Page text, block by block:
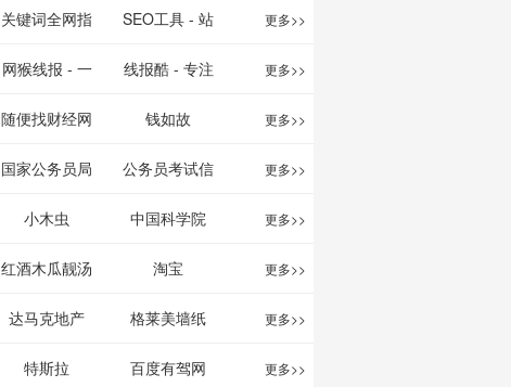
打分、写影
评。根据你的
航
关键词全网指
数查询
SEO工具 - 站
长之家
更多>>
网猴线报 - 一
个简单且纯粹
的活动线报资
源分享网站
线报酷 - 专注
线报活动
更多>>
随便找财经网 钱如故 更多>>
国家公务员局 公务员考试信
息网
更多>>
小木虫 中国科学院 更多>>
红酒木瓜靓汤
官网
淘宝 更多>>
达马克地产 格莱美墙纸 更多>>
特斯拉 百度有驾网 更多>>